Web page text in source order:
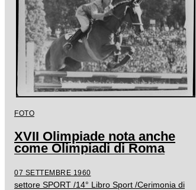
FOTO
XVII Olimpiade nota anche
come Olimpiadi di Roma
07 SETTEMBRE 1960
settore SPORT /14° Libro Sport /Cerimonia di